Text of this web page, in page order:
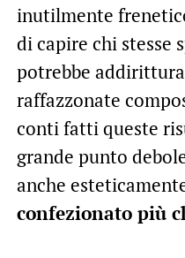
inutilmente
di capire chi stesse
potrebbe
raffazzonate
conti fatti queste
grande punto
anche
confezionato più